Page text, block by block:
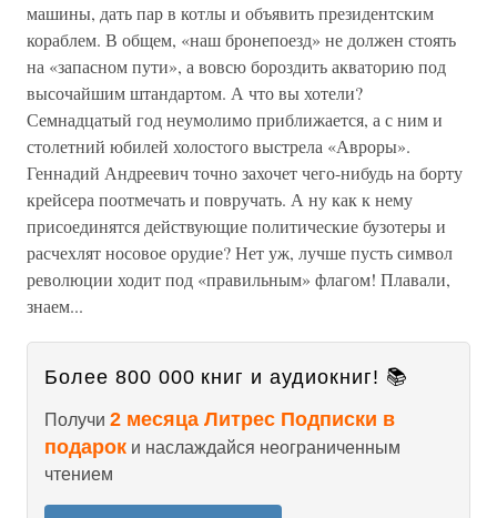
машины, дать пар в котлы и объявить президентским
кораблем. В общем, «наш бронепоезд» не должен стоять
на «запасном пути», а вовсю бороздить акваторию под
высочайшим штандартом. А что вы хотели?
Семнадцатый год неумолимо приближается, а с ним и
столетний юбилей холостого выстрела «Авроры».
Геннадий Андреевич точно захочет чего-нибудь на борту
крейсера поотмечать и повручать. А ну как к нему
присоединятся действующие политические бузотеры и
расчехлят носовое орудие? Нет уж, лучше пусть символ
революции ходит под «правильным» флагом! Плавали,
знаем...
Более 800 000 книг и аудиокниг! 📚
Получи 2 месяца Литрес Подписки в
подарок и наслаждайся неограниченным
чтением